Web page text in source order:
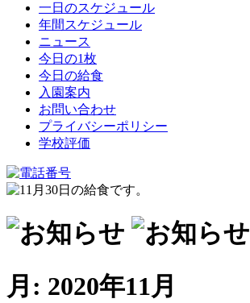
一日のスケジュール
年間スケジュール
ニュース
今日の1枚
今日の給食
入園案内
お問い合わせ
プライバシーポリシー
学校評価
月: 2020年11月